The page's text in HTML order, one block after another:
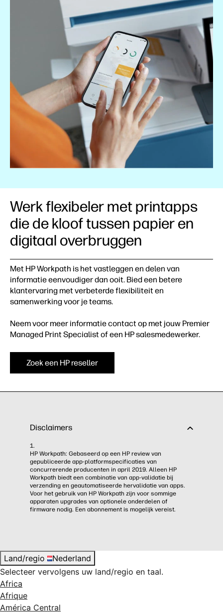
Werk flexibeler met printapps
die de kloof tussen papier en
digitaal overbruggen
Met HP Workpath is het vastleggen en delen van
informatie eenvoudiger dan ooit. Bied een betere
klantervaring met verbeterde flexibiliteit en
samenwerking voor je teams.
Neem voor meer informatie contact op met jouw Premier
Managed Print Specialist of een HP salesmedewerker.
Zoek een HP reseller
Disclaimers
1.
HP Workpath: Gebaseerd op een HP review van
gepubliceerde app-platformspecificaties van
concurrerende producenten in april 2019. Alleen HP
Workpath biedt een combinatie van app-validatie bij
verzending en geautomatiseerde hervalidatie van apps.
Voor het gebruik van HP Workpath zijn voor sommige
apparaten upgrades van optionele onderdelen of
firmware nodig. Een abonnement is mogelijk vereist.
Land/regio
Nederland
Selecteer vervolgens uw land/regio en taal.
Africa
Afrique
América Central